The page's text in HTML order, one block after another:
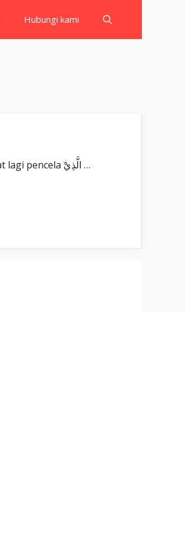
Hubungi kami
Surat Al Humazah بِسْمِ اللّٰهِ الرَّحْمٰنِ الرَّحِيْمِ وَيْلٌ لِّكُلِّ هُمَزَةٍ لُّمَزَةٍۙ Wailul likulli humazatil-lumazah(tin). Celakalah setiap pengumpat lagi pencela ۨالَّذِيْ …